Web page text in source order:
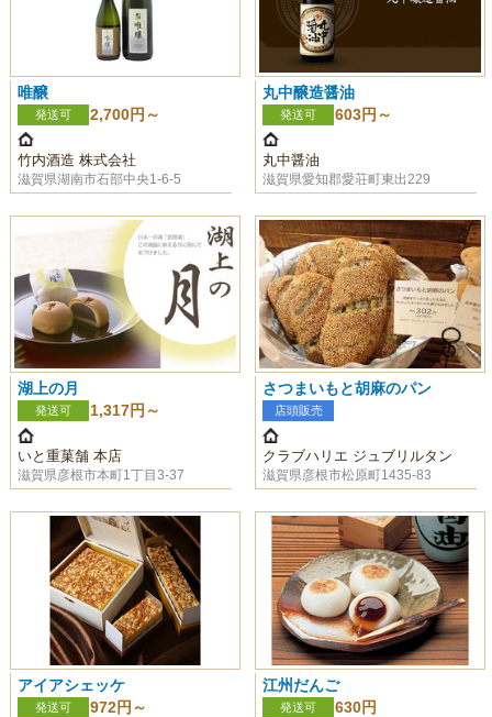
唯醸
発送可 2,700円～
竹内酒造 株式会社
滋賀県湖南市石部中央1-6-5
丸中醸造醤油
発送可 603円～
丸中醤油
滋賀県愛知郡愛荘町東出229
湖上の月
発送可 1,317円～
いと重菓舗 本店
滋賀県彦根市本町1丁目3-37
さつまいもと胡麻のパン
店頭販売
クラブハリエ ジュブリルタン
滋賀県彦根市松原町1435-83
アイアシェッケ
発送可 972円～
江州だんご
発送可 630円